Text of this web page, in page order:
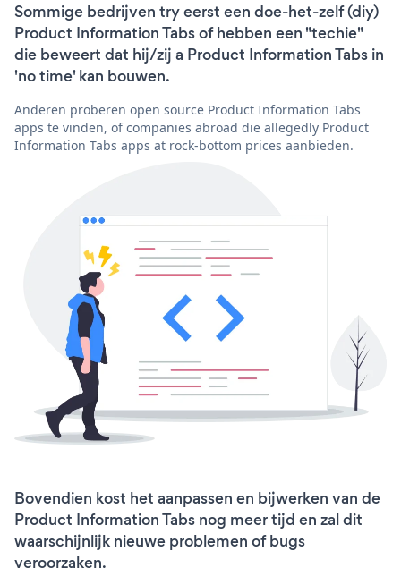
Sommige bedrijven try eerst een doe-het-zelf (diy)
Product Information Tabs of hebben een "techie"
die beweert dat hij/zij a Product Information Tabs in
'no time' kan bouwen.
Anderen proberen open source Product Information Tabs
apps te vinden, of companies abroad die allegedly Product
Information Tabs apps at rock-bottom prices aanbieden.
Bovendien kost het aanpassen en bijwerken van de
Product Information Tabs nog meer tijd en zal dit
waarschijnlijk nieuwe problemen of bugs
veroorzaken.